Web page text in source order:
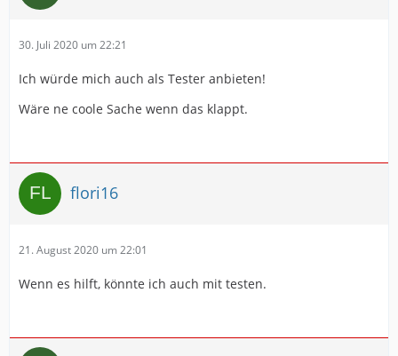
30. Juli 2020 um 22:21
Ich würde mich auch als Tester anbieten!
Wäre ne coole Sache wenn das klappt.
flori16
21. August 2020 um 22:01
Wenn es hilft, könnte ich auch mit testen.